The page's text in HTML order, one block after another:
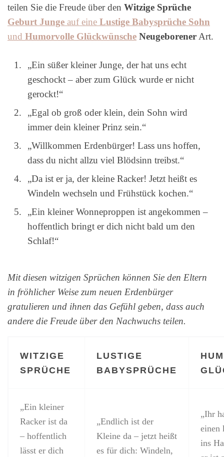
teilen Sie die Freude über den Witzige Sprüche
Geburt Junge auf eine Lustige Babysprüche Sohn
und Humorvolle Glückwünsche Neugeborener Art.
„Ein süßer kleiner Junge, der hat uns echt
geschockt – aber zum Glück wurde er nicht
gerockt!“
„Egal ob groß oder klein, dein Sohn wird
immer dein kleiner Prinz sein.“
„Willkommen Erdenbürger! Lass uns hoffen,
dass du nicht allzu viel Blödsinn treibst.“
„Da ist er ja, der kleine Racker! Jetzt heißt es
Windeln wechseln und Frühstück kochen.“
„Ein kleiner Wonneproppen ist angekommen –
hoffentlich bringt er dich nicht bald um den
Schlaf!“
Mit diesen witzigen Sprüchen können Sie den Eltern
in fröhlicher Weise zum neuen Erdenbürger
gratulieren und ihnen das Gefühl geben, dass auch
andere die Freude über den Nachwuchs teilen.
WITZIGE
SPRÜCHE
LUSTIGE
BABYSPRÜCHE
„Ein kleiner
Racker ist da
– hoffentlich
lässt er dich
„Endlich ist der
Kleine da – jetzt heißt
es für dich: Windeln,
„Ihr
einen
ins